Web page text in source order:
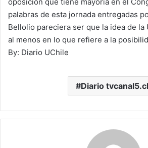
palabras de esta jornada entregadas
Bellolio pareciera ser que la idea de la
al menos en lo que refiere a la
By: Diario UChile
Diario tvcanal5.cl